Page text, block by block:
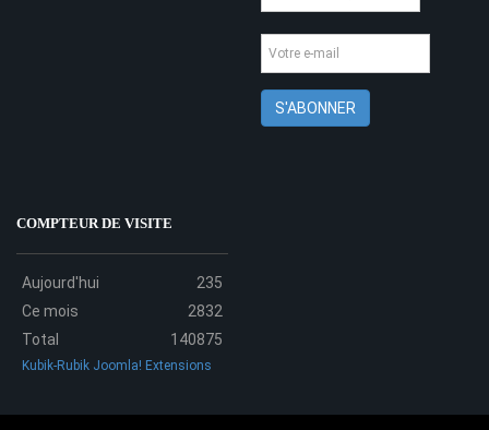
COMPTEUR DE VISITE
Aujourd'hui
235
Ce mois
2832
Total
140875
Kubik-Rubik Joomla! Extensions